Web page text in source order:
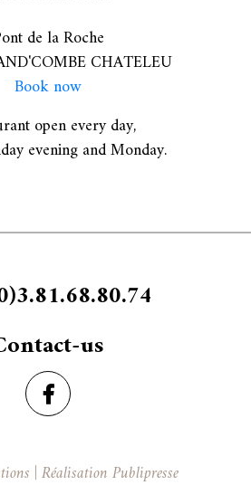
open every day,
evening and Monday.
de la Roche
CHATELEU
Book now
us
|Réalisation Publipresse